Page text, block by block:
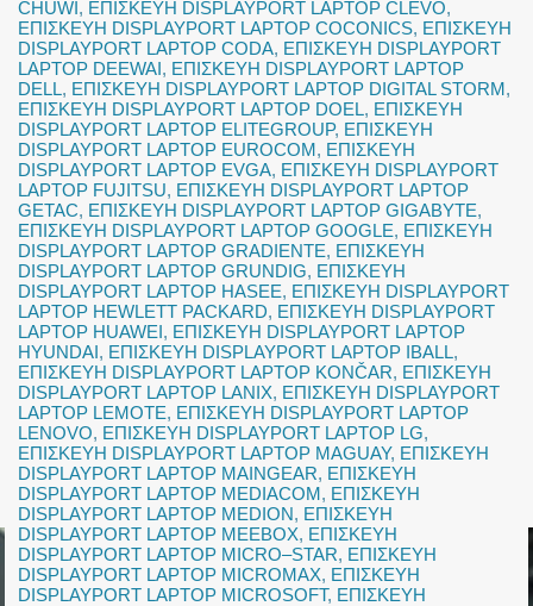
CHUWI, ΕΠΙΣΚΕΥΗ DISPLAYPORT LAPTOP CLEVO,
ΕΠΙΣΚΕΥΗ DISPLAYPORT LAPTOP COCONICS, ΕΠΙΣΚΕΥΗ
DISPLAYPORT LAPTOP CODA, ΕΠΙΣΚΕΥΗ DISPLAYPORT
LAPTOP DEEWAI, ΕΠΙΣΚΕΥΗ DISPLAYPORT LAPTOP
DELL, ΕΠΙΣΚΕΥΗ DISPLAYPORT LAPTOP DIGITAL STORM,
ΕΠΙΣΚΕΥΗ DISPLAYPORT LAPTOP DOEL, ΕΠΙΣΚΕΥΗ
DISPLAYPORT LAPTOP ELITEGROUP, ΕΠΙΣΚΕΥΗ
DISPLAYPORT LAPTOP EUROCOM, ΕΠΙΣΚΕΥΗ
DISPLAYPORT LAPTOP EVGA, ΕΠΙΣΚΕΥΗ DISPLAYPORT
LAPTOP FUJITSU, ΕΠΙΣΚΕΥΗ DISPLAYPORT LAPTOP
GETAC, ΕΠΙΣΚΕΥΗ DISPLAYPORT LAPTOP GIGABYTE,
ΕΠΙΣΚΕΥΗ DISPLAYPORT LAPTOP GOOGLE, ΕΠΙΣΚΕΥΗ
DISPLAYPORT LAPTOP GRADIENTE, ΕΠΙΣΚΕΥΗ
DISPLAYPORT LAPTOP GRUNDIG, ΕΠΙΣΚΕΥΗ
DISPLAYPORT LAPTOP HASEE, ΕΠΙΣΚΕΥΗ DISPLAYPORT
LAPTOP HEWLETT PACKARD, ΕΠΙΣΚΕΥΗ DISPLAYPORT
LAPTOP HUAWEI, ΕΠΙΣΚΕΥΗ DISPLAYPORT LAPTOP
HYUNDAI, ΕΠΙΣΚΕΥΗ DISPLAYPORT LAPTOP IBALL,
ΕΠΙΣΚΕΥΗ DISPLAYPORT LAPTOP KONČAR, ΕΠΙΣΚΕΥΗ
DISPLAYPORT LAPTOP LANIX, ΕΠΙΣΚΕΥΗ DISPLAYPORT
LAPTOP LEMOTE, ΕΠΙΣΚΕΥΗ DISPLAYPORT LAPTOP
LENOVO, ΕΠΙΣΚΕΥΗ DISPLAYPORT LAPTOP LG,
ΕΠΙΣΚΕΥΗ DISPLAYPORT LAPTOP MAGUAY, ΕΠΙΣΚΕΥΗ
DISPLAYPORT LAPTOP MAINGEAR, ΕΠΙΣΚΕΥΗ
DISPLAYPORT LAPTOP MEDIACOM, ΕΠΙΣΚΕΥΗ
DISPLAYPORT LAPTOP MEDION, ΕΠΙΣΚΕΥΗ
DISPLAYPORT LAPTOP MEEBOX, ΕΠΙΣΚΕΥΗ
DISPLAYPORT LAPTOP MICRO–STAR, ΕΠΙΣΚΕΥΗ
DISPLAYPORT LAPTOP MICROMAX, ΕΠΙΣΚΕΥΗ
DISPLAYPORT LAPTOP MICROSOFT, ΕΠΙΣΚΕΥΗ